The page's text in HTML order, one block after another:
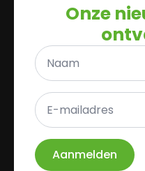
Onze
Naam
E-
mailadres
*
Aanmelden